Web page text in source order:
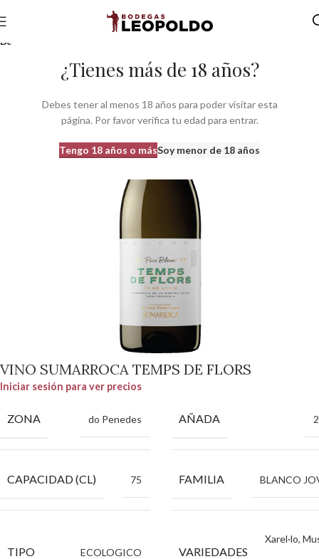
¿Tienes más de 18 años?
Debes tener al menos 18 años para poder visitar esta
página. Por favor verifica tu edad para entrar.
Tengo 18 años o másSoy menor de 18 años
Inicio Bodegas Cataluña Bodegas do penedes
Bodegas Sumarroca
VINO SUMARROCA TEMPS DE FLORS
Iniciar sesión para ver precios
ZONA do Penedes AÑADA
CAPACIDAD (CL) 75 FAMILIA BLANCO
TIPO ECOLOGICO VARIEDADES
Xarel·lo,